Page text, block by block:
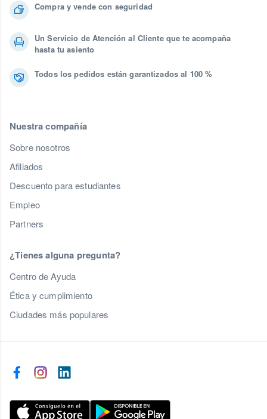
Compra y vende con seguridad
Un Servicio de Atención al Cliente que te acompaña
hasta tu asiento
Todos los pedidos están garantizados al 100 %
Nuestra compañía
Sobre nosotros
Afiliados
Descuento para estudiantes
Empleo
Partners
¿Tienes alguna pregunta?
Centro de Ayuda
Ética y cumplimiento
Ciudades más populares